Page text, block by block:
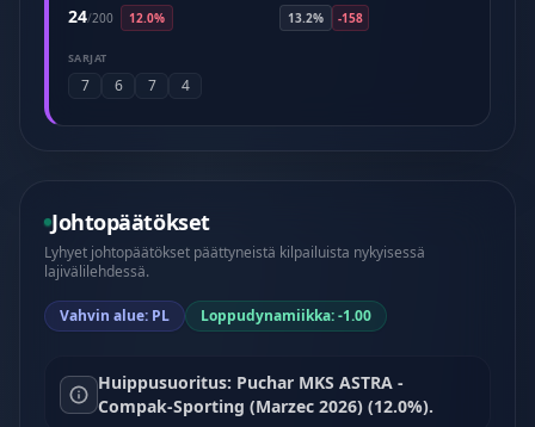
24/200 12.0%
13.2%
-158
SARJAT
7 6 7 4
Johtopäätökset
Lyhyet johtopäätökset päättyneistä kilpailuista nykyisessä
lajivälilehdessä.
Vahvin alue: PL Loppudynamiikka: -1.00
Huippusuoritus: Puchar MKS ASTRA -
Compak-Sporting (Marzec 2026) (12.0%).